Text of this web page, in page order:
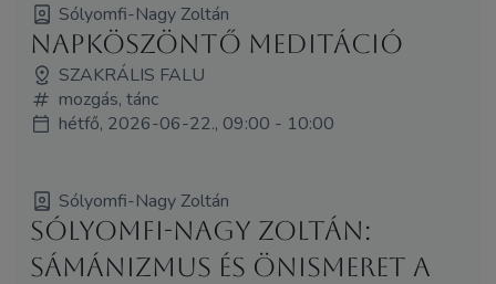
Sólyomfi-Nagy Zoltán
Napköszöntő meditáció
SZAKRÁLIS FALU
mozgás, tánc
hétfő, 2026-06-22., 09:00 - 10:00
Sólyomfi-Nagy Zoltán
Sólyomfi-Nagy Zoltán:
Sámánizmus és önismeret a